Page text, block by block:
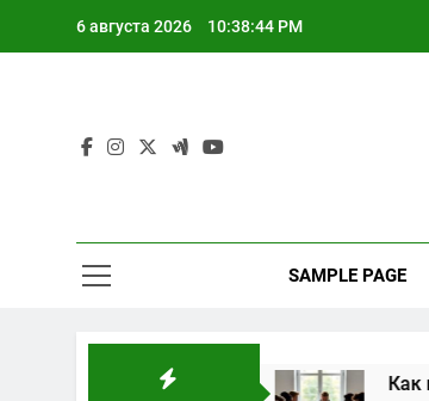
6 августа 2026 10:38:45 PM
SAMPLE PAGE
Как проходит